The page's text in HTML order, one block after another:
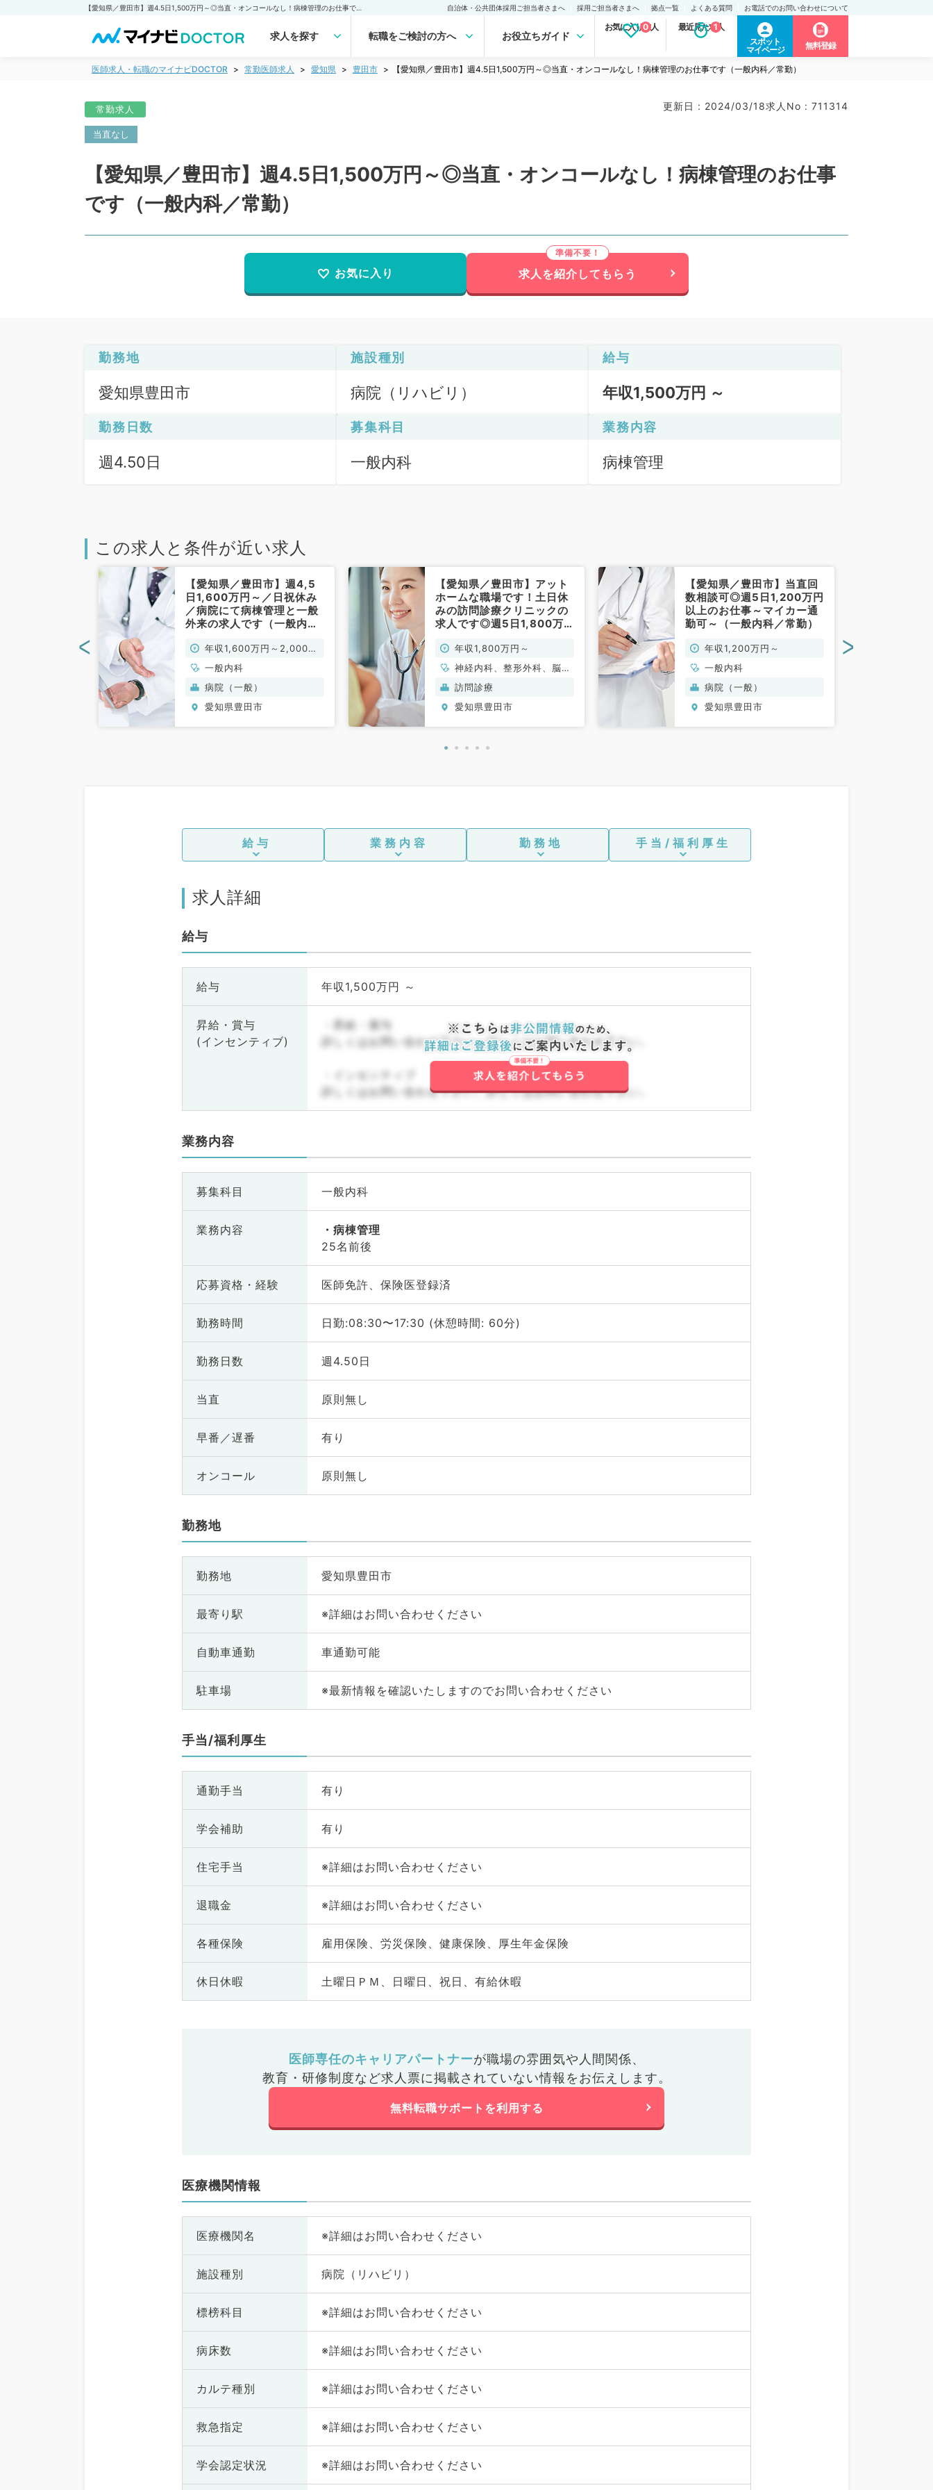
自治体・公共団体採用ご担当者さまへ 採用ご担当者さまへ 拠点一覧 よくある質問 お電話でのお問い合わせについて
求人を探す 転職をご検討の方へ お役立ちガイド
お気に入り求人
0 最近見た求人
1
スポット
マイページ
無料登録
医師求人・転職のマイナビDOCTOR 常勤医師求人 愛知県 豊田市 【愛知県／豊田市】週4.5日1,500万円～◎当直・オンコールなし！病棟管理のお仕事です（一般内科／常勤）
常勤求人 更新日 : 2024/03/18求人No : 711314
当直なし
【愛知県／豊田市】週4.5日1,500万円～◎当直・オンコールなし！病棟管理のお仕事
です（一般内科／常勤）
お気に入り 求人を紹介してもらう
勤務地
愛知県豊田市
施設種別
病院（リハビリ）
給与
年収1,500万円 ～
勤務日数
週4.50日
募集科目
一般内科
業務内容
病棟管理
この求人と条件が近い求人
【愛知県／豊田市】週4,5
日1,600万円～／日祝休み
／病院にて病棟管理と一般
外来の求人です（一般内科
年収1,600万円～2,000万
一般内科
病院（一般）
愛知県豊田市
【愛知県／豊田市】アット
ホームな職場です！土日休
みの訪問診療クリニックの
求人です◎週5日1,800万
勤）年収1,800万円～
神経内科、整形外科、脳神
経外科、呼吸器外科、心臓
血管外科、一般内科、循環
器内科、呼吸器内科、消化
般、一般外科、消化器外科
訪問診療
愛知県豊田市
【愛知県／豊田市】当直回
数相談可◎週5日1,200万円
以上のお仕事～マイカー通
勤可～（一般内科／常勤）
年収1,200万円～
一般内科
病院（一般）
愛知県豊田市
< >
給与 業務内容 勤務地 手当/福利厚生
求人詳細
給与
給与 年収1,500万円 ～
昇給・賞与
(インセンティブ)
・昇給・賞与
詳しくはお問い合わせ下さい。詳しくはお問い合わせ下さい。
・インセンティブ
詳しくはお問い合わせ下さい。詳しくはお問い合わせ下さい。
業務内容
募集科目 一般内科
業務内容
病棟管理
25名前後
応募資格・ 経験 医師免許、保険医登録済
勤務時間 日勤:08:30〜17:30 (休憩時間: 60分)
勤務日数 週4.50日
当直 原則無し
早番／遅番 有り
オンコール 原則無し
勤務地
勤務地 愛知県豊田市
最寄り駅 ※詳細はお問い合わせください
自動車通勤 車通勤可能
駐車場 ※最新情報を確認いたしますのでお問い合わせください
手当/福利厚生
通勤手当 有り
学会補助 有り
住宅手当 ※詳細はお問い合わせください
退職金 ※詳細はお問い合わせください
各種保険 雇用保険、労災保険、健康保険、厚生年金保険
休日休暇 土曜日ＰＭ、日曜日、祝日、有給休暇
医師専任のキャリアパートナーが職場の雰囲気や人間関係、
教育・研修制度など求人票に掲載されていない情報をお伝えします。
無料転職サポートを利用する
医療機関情報
医療機関名 ※詳細はお問い合わせください
施設種別 病院（リハビリ）
標榜科目 ※詳細はお問い合わせください
病床数 ※詳細はお問い合わせください
カルテ種別 ※詳細はお問い合わせください
救急指定 ※詳細はお問い合わせください
学会認定状況 ※詳細はお問い合わせください